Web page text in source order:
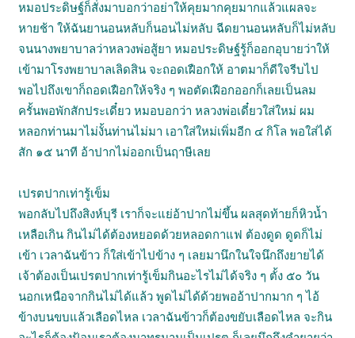
หมอประดิษฐ์ก็สั่งมาบอกว่าอย่าให้คุยมากคุยมากแล้วแผลจะ
หายช้า ให้ฉันยานอนหลับก็นอนไม่หลับ ฉีดยานอนหลับก็ไม่หลับ
จนนางพยาบาลว่าหลวงพ่อสู้ยา หมอประดิษฐ์รู้ก็ออกอุบายว่าให้
เข้ามาโรงพยาบาลเลิดสิน จะถอดเฝือกให้ อาตมาก็ดีใจรีบไป
พอไปถึงเขาก็ถอดเฝือกให้จริง ๆ พอตัดเฝือกออกก็เลยเป็นลม
ครั้นพอพักสักประเดี๋ยว หมอบอกว่า หลวงพ่อเดี๋ยวใส่ใหม่ ผม
หลอกท่านมาไม่งั้นท่านไม่มา เอาใส่ใหม่เพิ่มอีก ๔ กิโล พอใส่ได้
สัก ๑๕ นาที อ้าปากไม่ออกเป็นฤาษีเลย
เปรตปากเท่ารู้เข็ม
พอกลับไปถึงสิงห์บุรี เราก็จะแย่อ้าปากไม่ขึ้น ผลสุดท้ายก็หิวน้ำ
เหลือเกิน กินไม่ได้ต้องหยอดด้วยหลอดกาแฟ ต้องดูด ดูดก็ไม่
เข้า เวลาฉันข้าว ก็ใส่เข้าไปข้าง ๆ เลยมานึกในใจนึกถึงยายได้
เจ้าต้องเป็นเปรตปากเท่ารู้เข็มกินอะไรไม่ได้จริง ๆ ตั้ง ๕๐ วัน
นอกเหนือจากกินไม่ได้แล้ว พูดไม่ได้ด้วยพออ้าปากมาก ๆ ไอ้
ข้างบนขบแล้วเลือดไหล เวลาฉันข้าวก็ต้องขยับเลือดไหล จะกิน